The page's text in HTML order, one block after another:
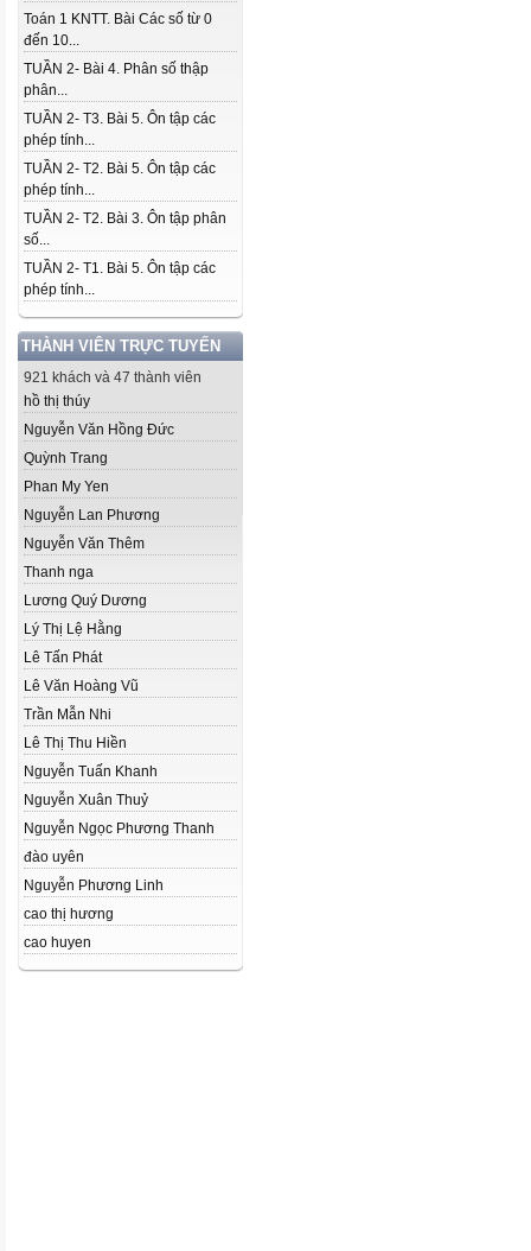
Toán 1 KNTT. Bài Các số từ 0
đến 10...
TUẦN 2- Bài 4. Phân số thập
phân...
TUẦN 2- T3. Bài 5. Ôn tập các
phép tính...
TUẦN 2- T2. Bài 5. Ôn tập các
phép tính...
TUẦN 2- T2. Bài 3. Ôn tập phân
số...
TUẦN 2- T1. Bài 5. Ôn tập các
phép tính...
THÀNH VIÊN TRỰC TUYẾN
921 khách và 47 thành viên
hồ thị thúy
Nguyễn Văn Hồng Đức
Quỳnh Trang
Phan My Yen
Nguyễn Lan Phương
Nguyễn Văn Thêm
Thanh nga
Lương Quý Dương
Lý Thị Lệ Hằng
Lê Tấn Phát
Lê Văn Hoàng Vũ
Trần Mẫn Nhi
Lê Thị Thu Hiền
Nguyễn Tuấn Khanh
Nguyễn Xuân Thuỷ
Nguyễn Ngọc Phương Thanh
đào uyên
Nguyễn Phương Linh
cao thị hương
cao huyen